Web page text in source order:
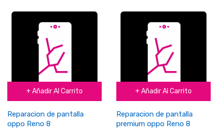
+ Añadir Al Carrito
Reparacion de pantalla
oppo Reno 8
+ Añadir Al Carrito
Reparacion de pantalla
premium oppo Reno 8